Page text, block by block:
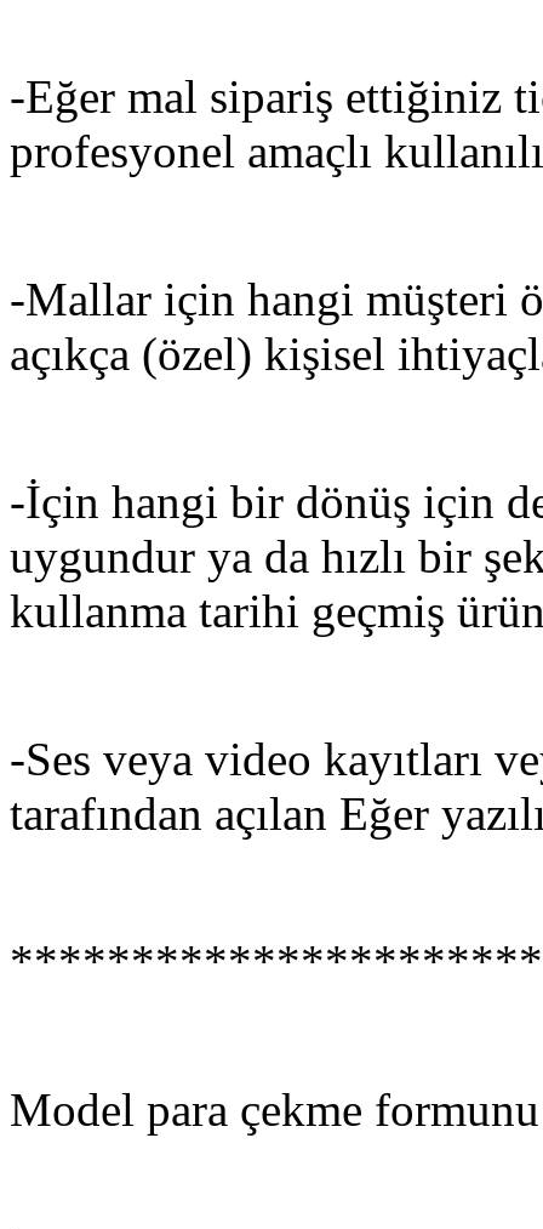
-Eğer mal sipariş ettiğiniz
profesyonel amaçlı
-Mallar için hangi müşteri
açıkça (özel) kişisel
-İçin hangi bir dönüş için
uygundur ya da hızlı bir
kullanma tarihi geçmiş
-Ses veya video kayıtları
tarafından açılan Eğer
Model para çekme formunu